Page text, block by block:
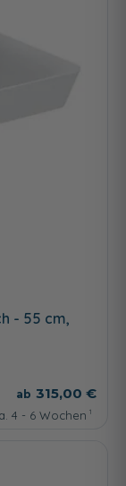
- 55 cm,
315,00 €
4 - 6 Wochen